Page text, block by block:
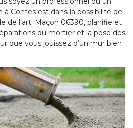
à Contes est dans la possibilité de
de l’art. Maçon 06390, planifie et
du mortier et la pose des
que vous jouissez d’un mur bien